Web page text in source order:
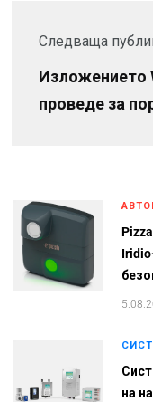
Следваща
Изложението
проведе за
на